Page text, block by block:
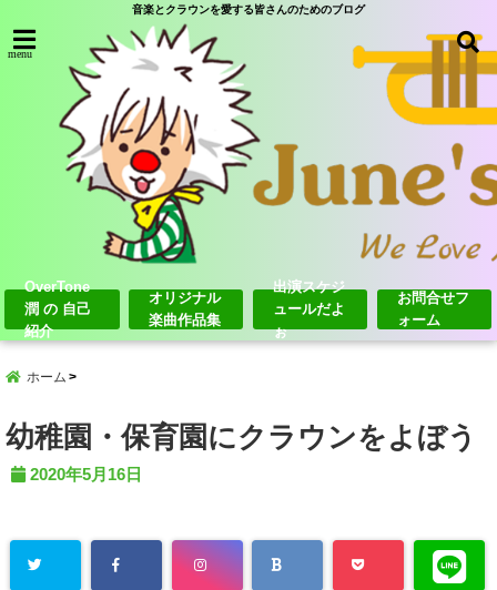
音楽とクラウンを愛する皆さんのためのブログ
menu
OverTone
潤 の 自己
紹介
オリジナル
楽曲作品集
出演スケジ
ュールだよ
ぉ
お問合せフ
ォーム
ホーム
幼稚園・保育園にクラウンをよぼう
2020年5月16日